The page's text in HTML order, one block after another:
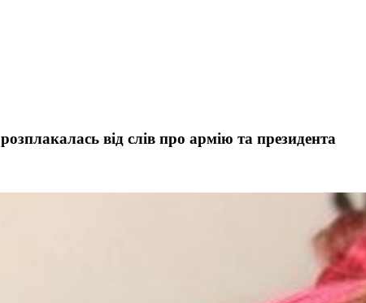
від слів про армію та президента